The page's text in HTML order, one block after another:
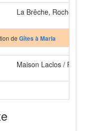
La Brêche, Roche
de Gîtes à Marla
Maison Laclos / Plaine